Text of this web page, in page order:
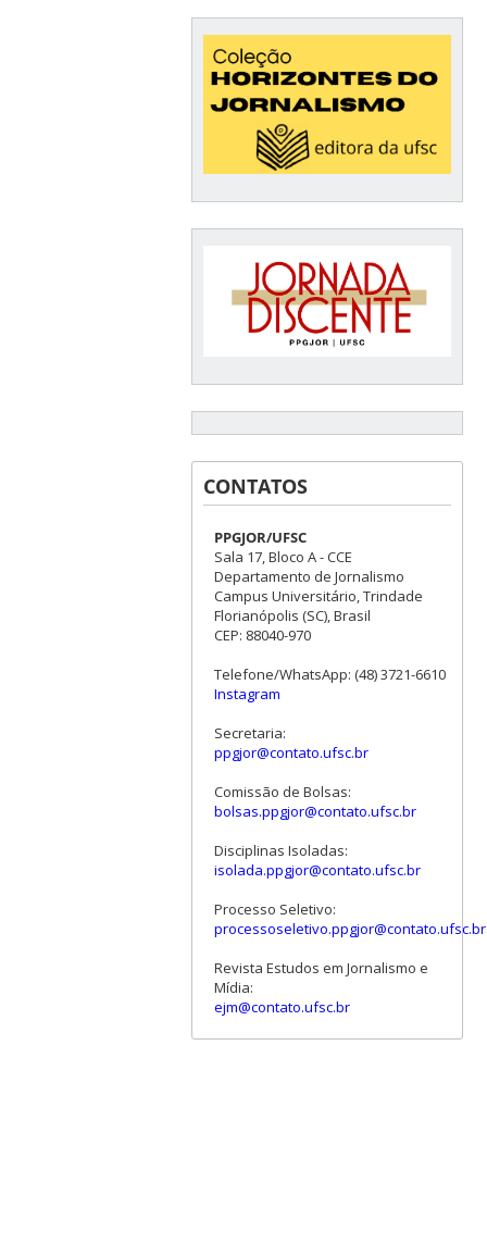
CONTATOS
PPGJOR/UFSC
Sala 17, Bloco A - CCE
Departamento de Jornalismo
Campus Universitário, Trindade
Florianópolis (SC), Brasil
CEP: 88040-970
Telefone/WhatsApp: (48) 3721-6610
Instagram
Secretaria:
ppgjor@contato.ufsc.br
Comissão de Bolsas:
bolsas.ppgjor@contato.ufsc.br
Disciplinas Isoladas:
isolada.ppgjor@contato.ufsc.br
Processo Seletivo:
processoseletivo.ppgjor@contato.ufsc.br
Revista Estudos em Jornalismo e
Mídia:
ejm@contato.ufsc.br